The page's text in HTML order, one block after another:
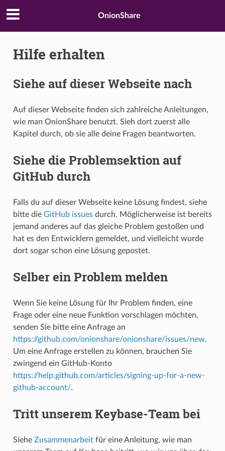
OnionShare
Hilfe erhalten
Siehe auf dieser Webseite nach
Auf dieser Webseite finden sich zahlreiche Anleitungen,
wie man OnionShare benutzt. Sieh dort zuerst alle
Kapitel durch, ob sie alle deine Fragen beantworten.
Siehe die Problemsektion auf
GitHub durch
Falls du auf dieser Webseite keine Lösung findest, siehe
bitte die GitHub issuesdurch. Möglicherweise ist bereits
jemand anderes auf das gleiche Problem gestoßen und
hat es den Entwicklern gemeldet, und vielleicht wurde
dort sogar schon eine Lösung gepostet.
Selber ein Problem melden
Wenn Sie keine Lösung für Ihr Problem finden, eine
Frage oder eine neue Funktion vorschlagen möchten,
senden Sie bitte eine Anfrage an
https://github.com/onionshare/onionshare/issues/new.
Um eine Anfrage erstellen zu können, brauchen Sie
zwingend ein GitHub-Konto
https://help.github.com/articles/signing-up-for-a-new-
github-account/.
Tritt unserem Keybase-Team bei
Siehe Zusammenarbeitfür eine Anleitung, wie man